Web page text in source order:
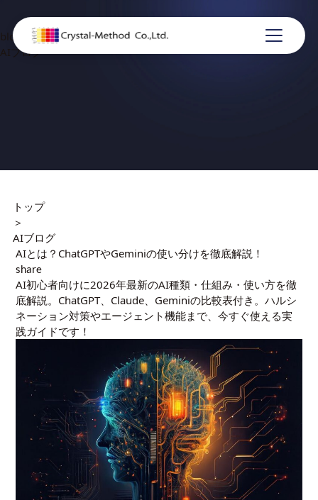
blog
AIブログ
トップ
＞
AIブログ
AIとは？ChatGPTやGeminiの使い分けを徹底解説！
share
AI初心者向けに2026年最新のAI種類・仕組み・使い方を徹
底解説。ChatGPT、Claude、Geminiの比較表付き。ハルシ
ネーション対策やエージェント機能まで、今すぐ使える実
践ガイドです！